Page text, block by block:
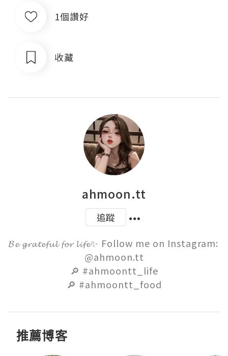
1個讚好
收藏
ahmoon.tt
追蹤
𝓑𝓮 𝓰𝓻𝓪𝓽𝓮𝓯𝓾𝓵 𝓯𝓸𝓻 𝓵𝓲𝓯𝓮✨ Follow me on Instagram:
@ahmoon.tt
🔎 #ahmoontt_life
🔎 #ahmoontt_food
推薦博客